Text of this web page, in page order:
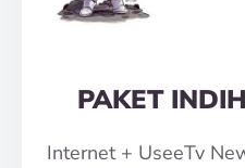
PAKET
Internet + UseeTv